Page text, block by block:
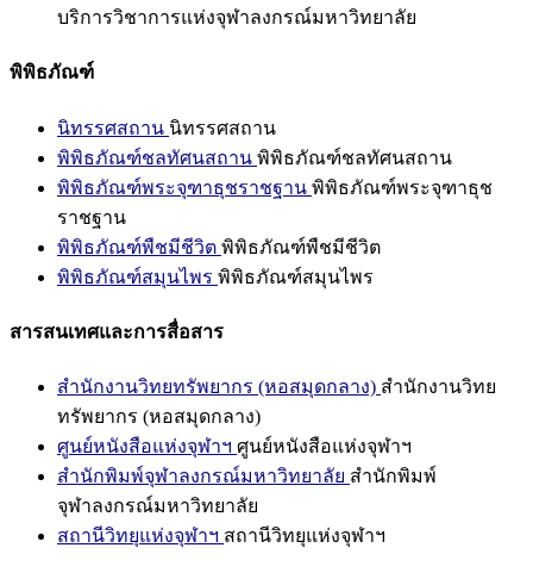
บริการวิชาการแห่งจุฬาลงกรณ์มหาวิทยาลัย
พิพิธภัณฑ์
นิทรรศสถาน นิทรรศสถาน
พิพิธภัณฑ์ชลทัศนสถาน พิพิธภัณฑ์ชลทัศนสถาน
พิพิธภัณฑ์พระจุฑาธุชราชฐาน พิพิธภัณฑ์พระจุฑาธุช
ราชฐาน
พิพิธภัณฑ์พืชมีชีวิต พิพิธภัณฑ์พืชมีชีวิต
พิพิธภัณฑ์สมุนไพร พิพิธภัณฑ์สมุนไพร
สารสนเทศและการสื่อสาร
สำนักงานวิทยทรัพยากร (หอสมุดกลาง) สำนักงานวิทย
ทรัพยากร (หอสมุดกลาง)
ศูนย์หนังสือแห่งจุฬาฯ ศูนย์หนังสือแห่งจุฬาฯ
สำนักพิมพ์จุฬาลงกรณ์มหาวิทยาลัย สำนักพิมพ์
จุฬาลงกรณ์มหาวิทยาลัย
สถานีวิทยุแห่งจุฬาฯ สถานีวิทยุแห่งจุฬาฯ